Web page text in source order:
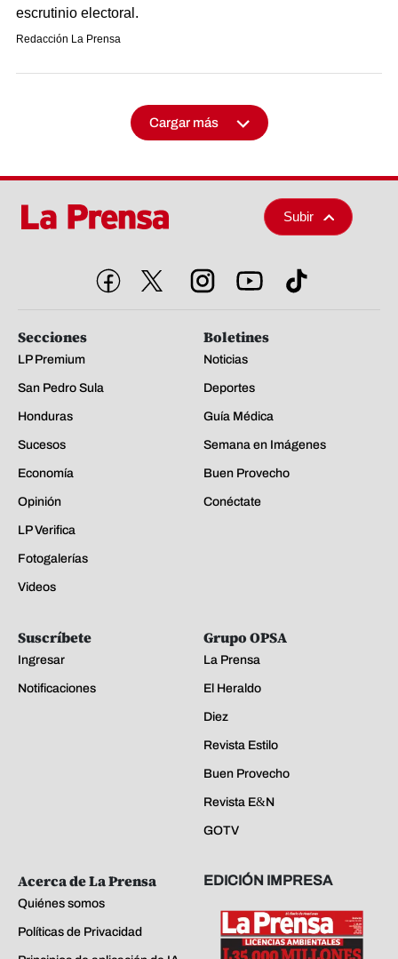
escrutinio electoral.
Redacción La Prensa
Cargar más
Subir
Secciones
LP Premium
San Pedro Sula
Honduras
Sucesos
Economía
Opinión
LP Verifica
Fotogalerías
Videos
Boletines
Noticias
Deportes
Guía Médica
Semana en Imágenes
Buen Provecho
Conéctate
Suscríbete
Ingresar
Notificaciones
Grupo OPSA
La Prensa
El Heraldo
Diez
Revista Estilo
Buen Provecho
Revista E&N
GOTV
Acerca de La Prensa
Quiénes somos
Políticas de Privacidad
EDICIÓN IMPRESA